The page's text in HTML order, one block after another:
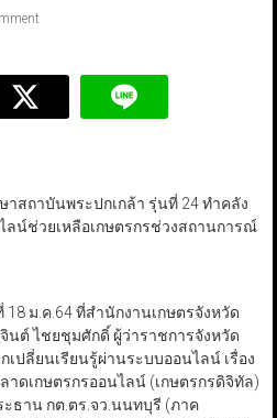
สถาบันพระปกเกล้า รุ่นที่ 24 ทำคลัง
ลน์ช่วยเหลือเกษตรกรช่วงสถานการณ์
18 ม.ค.64 ที่สำนักงานเกษตรจังหวัด
นต์ ไชยชุมศักดิ์ ผู้ว่าราชการจังหวัด
ปลี่ยนเรียนรู้ผ่านระบบออนไลน์ เรื่อง
าดเกษตรกรออนไลน์ (เกษตรกรดิจิทัล)
ธาน กต.ตร.จว.นนทบุรี (ภาค